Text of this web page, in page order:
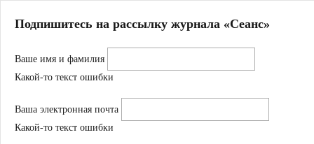
Магазин
Журнал
Школа
Устав
Подпишитесь на рассылку журнала «Сеанс»
Ваше имя и фамилия
Какой-то текст ошибки
Ваша электронная почта
Какой-то текст ошибки